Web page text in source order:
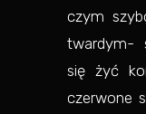
czym
twardym-
się żyć
czerwone